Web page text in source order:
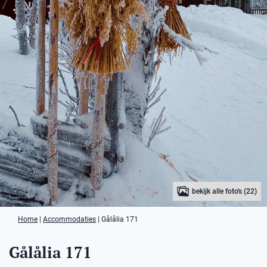
bekijk alle foto's (22)
Home Accommodaties Gålålia 171
Gålålia 171